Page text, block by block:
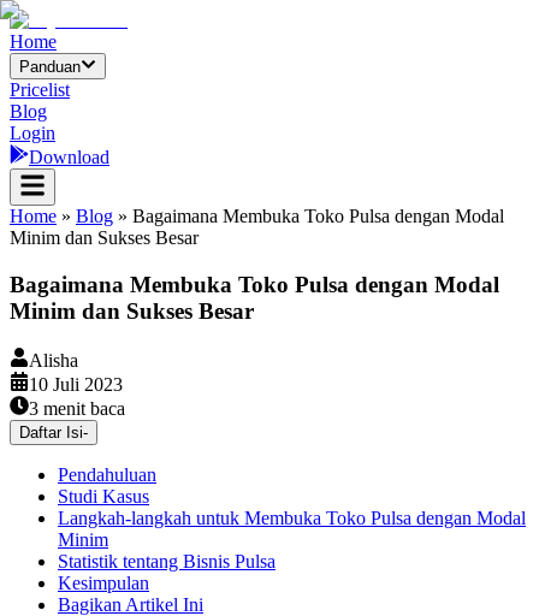
Home
Panduan
Pricelist
Blog
Login
Download
Home » Blog » Bagaimana Membuka Toko Pulsa dengan Modal
Minim dan Sukses Besar
Bagaimana Membuka Toko Pulsa dengan Modal
Minim dan Sukses Besar
Alisha
10 Juli 2023
3 menit baca
Daftar Isi-
Pendahuluan
Studi Kasus
Langkah-langkah untuk Membuka Toko Pulsa dengan Modal
Minim
Statistik tentang Bisnis Pulsa
Kesimpulan
Bagikan Artikel Ini